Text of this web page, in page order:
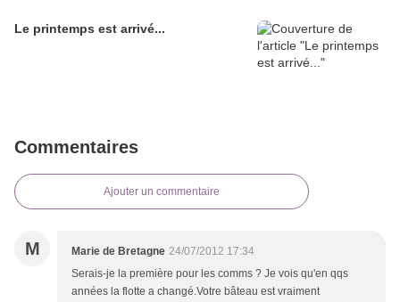
Le printemps est arrivé...
Commentaires
Ajouter un commentaire
M Marie de Bretagne 24/07/2012 17:34
Serais-je la première pour les comms ? Je vois qu'en qqs
années la flotte a changé.Votre bâteau est vraiment